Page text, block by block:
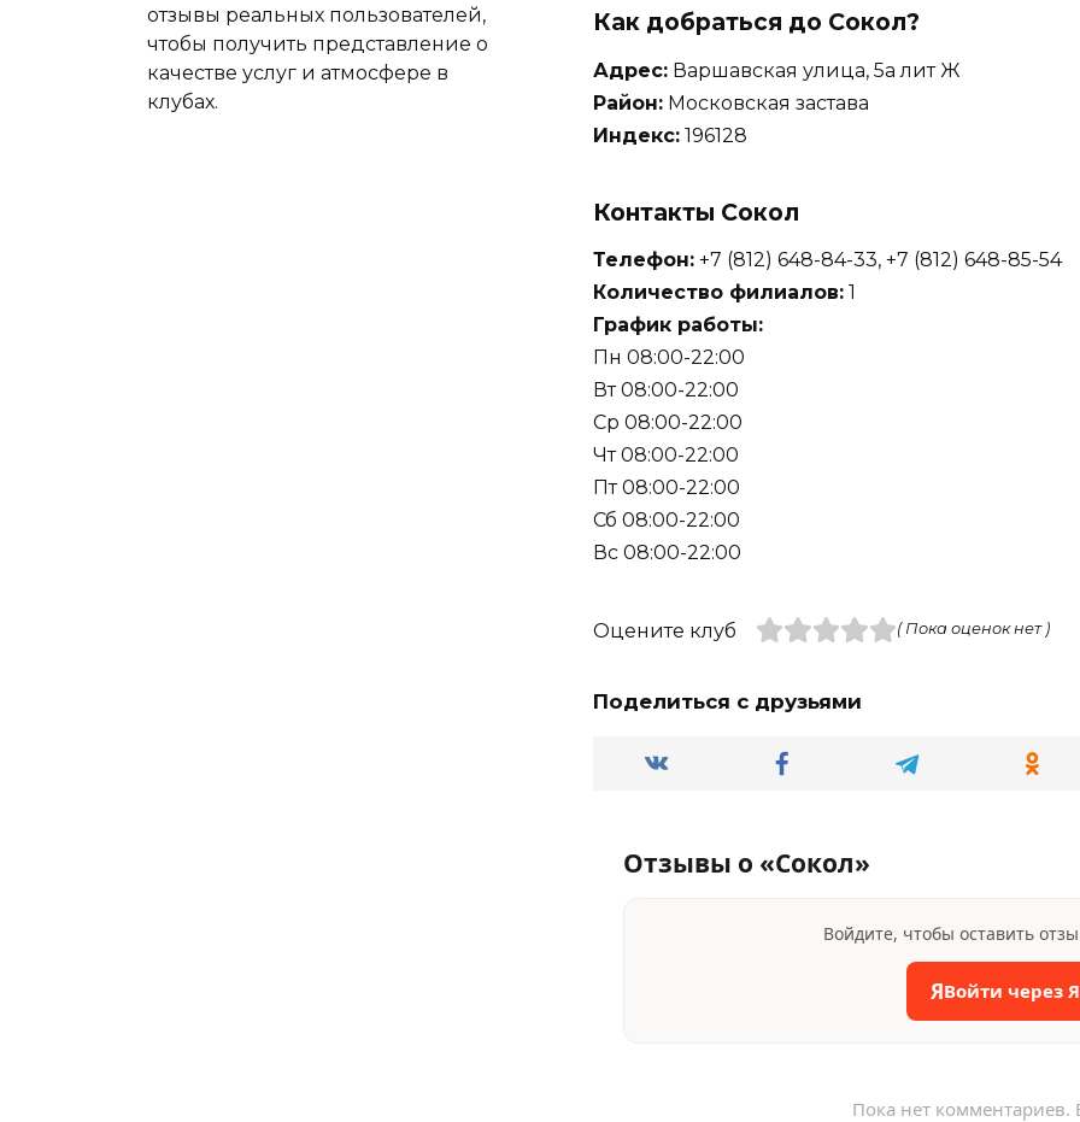
Как добраться до Сокол?
Адрес: Варшавская улица, 5а лит Ж
Район: Московская застава
Индекс: 196128
Контакты Сокол
Телефон: +7 (812) 648-84-33, +7 (812) 648-85-54
Количество филиалов: 1
График работы:
Пн 08:00-22:00
Вт 08:00-22:00
Ср 08:00-22:00
Чт 08:00-22:00
Пт 08:00-22:00
Сб 08:00-22:00
Вс 08:00-22:00
Оцените клуб ( Пока оценок нет )
Поделиться с друзьями
Отзывы о «Сокол»
Войдите, чтобы оставить
ЯВойти через
Пока нет комментариев.
отзывы реальных пользователей,
чтобы получить представление о
качестве услуг и атмосфере в
клубах.